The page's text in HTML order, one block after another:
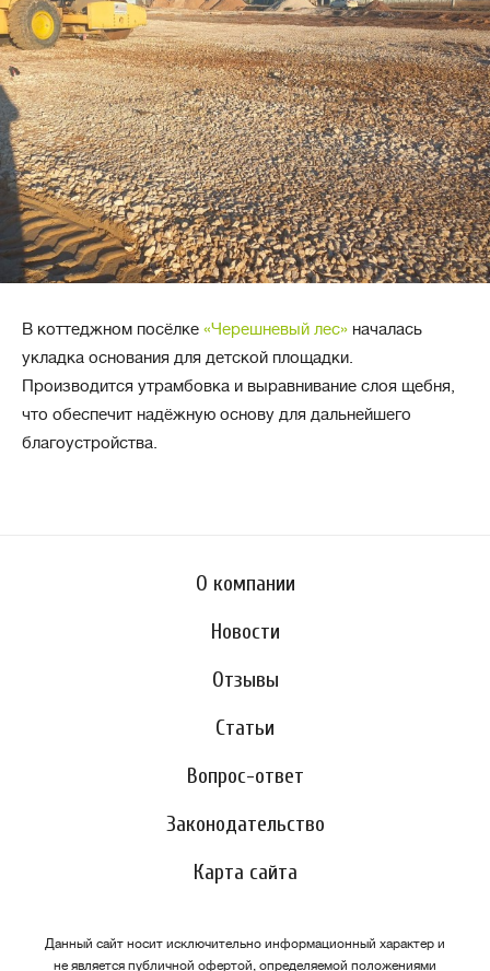
В коттеджном посёлке «Черешневый лес» началась
укладка основания для детской площадки.
Производится утрамбовка и выравнивание слоя щебня,
что обеспечит надёжную основу для дальнейшего
благоустройства.
О компании
Новости
Отзывы
Статьи
Вопрос-ответ
Законодательство
Карта сайта
Данный сайт носит исключительно информационный характер и
не является публичной офертой, определяемой положениями